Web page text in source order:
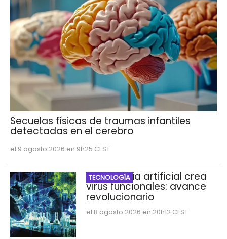
Secuelas físicas de traumas infantiles
detectadas en el cerebro
el 9 agosto 2026 en 9h25 CEST
TECNOLOGÍA
Inteligencia artificial crea
virus funcionales: avance
revolucionario
el 8 agosto 2026 en 20h12 CEST